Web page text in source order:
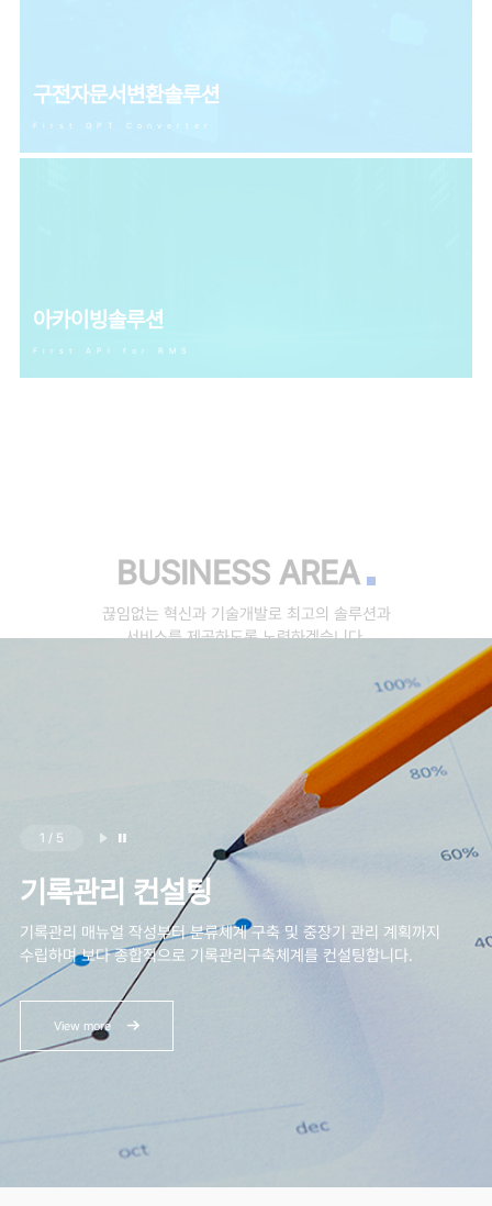
구전자문서변환솔루션
First OPT Converter
아카이빙솔루션
First API for RMS
BUSINESS AREA
끊임없는 혁신과 기술개발로 최고의 솔루션과
서비스를 제공하도록 노력하겠습니다.
기록관리 컨설팅
기록관리 매뉴얼 작성부터 분류체계 구축 및 중장기 관리 계획까지
수립하며 보다 종합적으로 기록관리구축체계를 컨설팅합니다.
View more
1 / 5